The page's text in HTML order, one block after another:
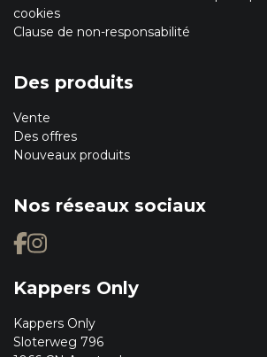
cookies
Clause de non-responsabilité
Des produits
Vente
Des offres
Nouveaux produits
Nos réseaux sociaux
Kappers Only
Kappers Only
Sloterweg 796